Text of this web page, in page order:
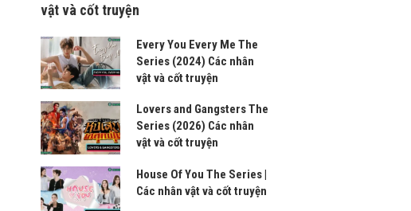
vật và cốt truyện
Every You Every Me The
Series (2024) Các nhân
vật và cốt truyện
Lovers and Gangsters The
Series (2026) Các nhân
vật và cốt truyện
House Of You The Series |
Các nhân vật và cốt truyện